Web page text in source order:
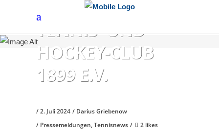
HÖCHSTER
TENNIS- UND
HOCKEY-CLUB
1899 E.V.
2. Juli 2024
Darius Griebenow
Pressemeldungen,Tennisnews 2 likes